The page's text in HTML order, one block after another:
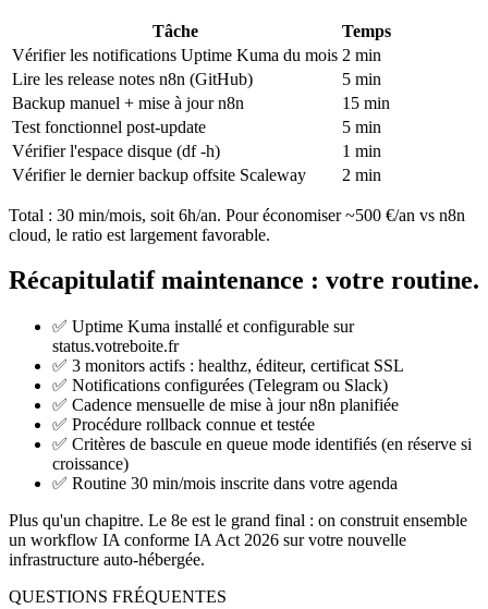
Tâche
Temps
Vérifier les notifications Uptime Kuma du mois 2 min
Lire les release notes n8n (GitHub)
5 min
Backup manuel + mise à jour n8n
15 min
Test fonctionnel post-update
5 min
Vérifier l'espace disque (df -h)
1 min
Vérifier le dernier backup offsite Scaleway
2 min
Total : 30 min/mois, soit 6h/an. Pour économiser ~500 €/an vs n8n
cloud, le ratio est largement favorable.
Récapitulatif maintenance : votre routine.
✅ Uptime Kuma installé et configurable sur
status.votreboite.fr
✅ 3 monitors actifs : healthz, éditeur, certificat SSL
✅ Notifications configurées (Telegram ou Slack)
✅ Cadence mensuelle de mise à jour n8n planifiée
✅ Procédure rollback connue et testée
✅ Critères de bascule en queue mode identifiés (en réserve si
croissance)
✅ Routine 30 min/mois inscrite dans votre agenda
Plus qu'un chapitre. Le 8e est le grand final : on construit ensemble
un workflow IA conforme IA Act 2026 sur votre nouvelle
infrastructure auto-hébergée.
QUESTIONS FRÉQUENTES